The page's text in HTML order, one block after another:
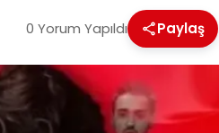
0 Yorum Yapıldı Paylaş